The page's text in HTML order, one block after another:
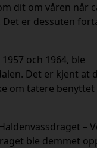
dit om våren når
er dessuten
och 1964, ble
Det er kjent at
om tatere benyttet
–
ble demmet